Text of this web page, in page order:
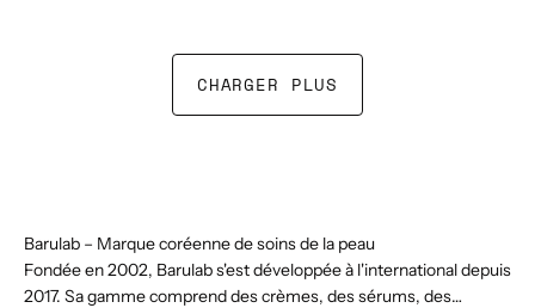
CHARGER PLUS
Barulab – Marque coréenne de soins de la peau
Fondée en 2002, Barulab s'est développée à l'international depuis
2017. Sa gamme comprend des crèmes, des sérums, des